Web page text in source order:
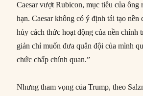
Caesar vượt Rubicon, mục tiêu của ông
hạn. Caesar không có ý định tái tạo nền
hủy cách thức hoạt động của nền chính
giản chỉ muốn đưa quân đội của mình
chức chấp chính quan.”
Nhưng tham vọng của Trump, theo